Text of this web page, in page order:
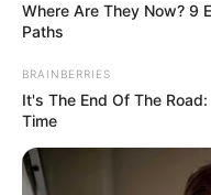
EMERGENCIAS
ELECCIONES
MARINILLA -
Where Are They Now? 9
Paths
BRAINBERRIES
It's The End Of The
Time